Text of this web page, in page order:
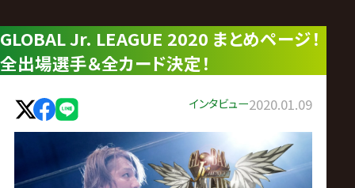
|
プ
ロ
レ
GLOBAL Jr. LEAGUE 2020 まとめページ！
全出場選手＆全カード決定！
インタビュー2020.01.09